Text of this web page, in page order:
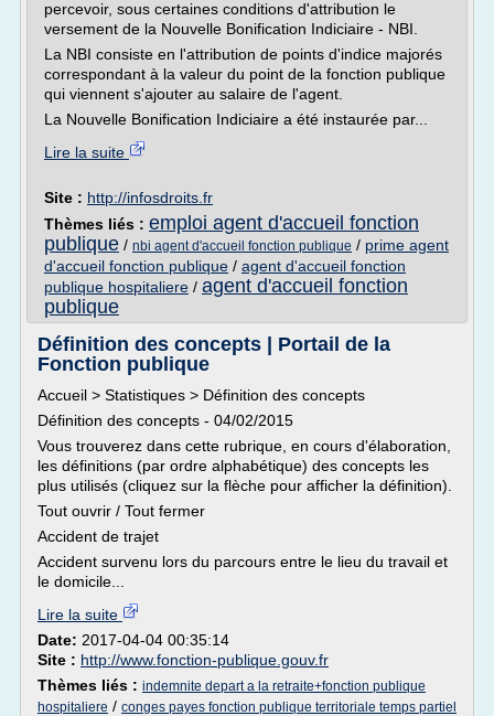
percevoir, sous certaines conditions d'attribution le
versement de la Nouvelle Bonification Indiciaire - NBI.
La NBI consiste en l'attribution de points d'indice majorés
correspondant à la valeur du point de la fonction publique
qui viennent s'ajouter au salaire de l'agent.
La Nouvelle Bonification Indiciaire a été instaurée par...
Lire la suite
Site : http://infosdroits.fr
Thèmes liés : emploi agent d'accueil fonction
publique / nbi agent d'accueil fonction publique / prime agent
d'accueil fonction publique / agent d'accueil fonction
publique hospitaliere / agent d'accueil fonction
publique
Définition des concepts | Portail de la
Fonction publique
Accueil > Statistiques > Définition des concepts
Définition des concepts - 04/02/2015
Vous trouverez dans cette rubrique, en cours d'élaboration,
les définitions (par ordre alphabétique) des concepts les
plus utilisés (cliquez sur la flèche pour afficher la définition).
Tout ouvrir / Tout fermer
Accident de trajet
Accident survenu lors du parcours entre le lieu du travail et
le domicile...
Lire la suite
Date: 2017-04-04 00:35:14
Site : http://www.fonction-publique.gouv.fr
Thèmes liés : indemnite depart a la retraite+fonction publique
hospitaliere / conges payes fonction publique territoriale temps partiel